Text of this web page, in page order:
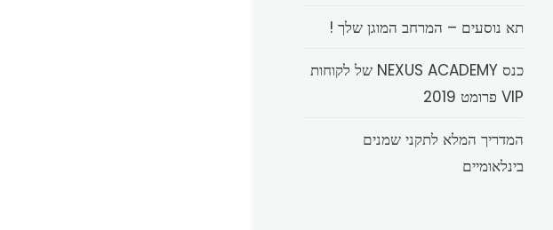
תא נוסעים – המרחב המוגן שלך !
כנס NEXUS ACADEMY של לקוחות
VIP פרומט 2019
המדריך המלא לתקני שמנים
בינלאומיים